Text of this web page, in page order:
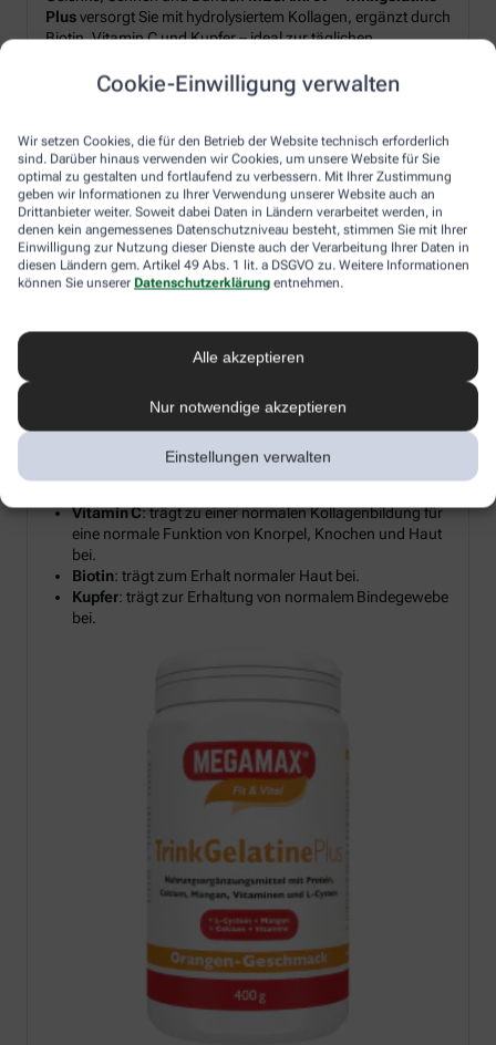
Cookie-Einwilligung verwalten
Wir setzen Cookies, die für den Betrieb der Website technisch erforderlich
sind. Darüber hinaus verwenden wir Cookies, um unsere Website für Sie
optimal zu gestalten und fortlaufend zu verbessern. Mit Ihrer Zustimmung
geben wir Informationen zu Ihrer Verwendung unserer Website auch an
Drittanbieter weiter. Soweit dabei Daten in Ländern verarbeitet werden, in
denen kein angemessenes Datenschutzniveau besteht, stimmen Sie mit Ihrer
Einwilligung zur Nutzung dieser Dienste auch der Verarbeitung Ihrer Daten in
diesen Ländern gem. Artikel 49 Abs. 1 lit. a DSGVO zu. Weitere Informationen
können Sie unserer Datenschutzerklärung entnehmen.
Alle akzeptieren
Nur notwendige akzeptieren
Einstellungen verwalten
Plusversorgt Sie mit hydrolysiertem Kollagen, ergänzt durch
Biotin, Vitamin C und Kupfer – ideal zur täglichen
Produkt‑Highlights:
Hydrolysiertes Kollagen plus Biotin, Vitamin C und Kupfer
Pulverform – leicht löslich, frischer Orangen-Geschmack
Schnell angerührt: morgens oder nach dem Sport
Ihr Genussmoment:
Rühren Sie 2× täglich je 10 g Pulver in Wasser ein – für einen
erfrischendes Getränk, unkompliziert und flexibel in den
*Zugelassene gesundheitsbezogene Aussagen gemäß
Vitamin C: trägt zu einer normalen Kollagenbildung für
eine normale Funktion von Knorpel, Knochen und Haut
bei.
Biotin: trägt zum Erhalt normaler Haut bei.
Kupfer: trägt zur Erhaltung von normalem Bindegewebe
bei.